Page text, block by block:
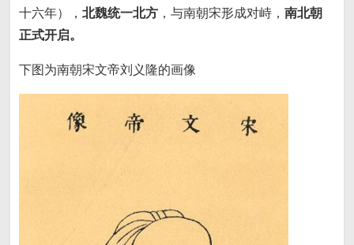
十六年），北魏统一北方 ，与南朝宋形成对峙，南北朝
正式开启。
下图为南朝宋文帝刘义隆的画像